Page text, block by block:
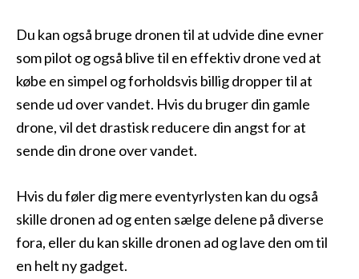
Du kan også bruge dronen til at udvide dine evner
som pilot og også blive til en effektiv drone ved at
købe en simpel og forholdsvis billig dropper til at
sende ud over vandet. Hvis du bruger din gamle
drone, vil det drastisk reducere din angst for at
sende din drone over vandet.
Hvis du føler dig mere eventyrlysten kan du også
skille dronen ad og enten sælge delene på diverse
fora, eller du kan skille dronen ad og lave den om til
en helt ny gadget.